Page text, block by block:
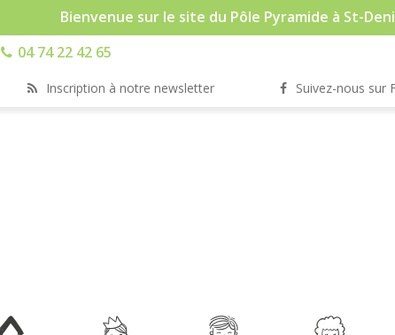
Bienvenue sur le site du Pôle Pyramide à St-
04 74 22 42 65
Inscription à notre newsletter Suivez-nous sur